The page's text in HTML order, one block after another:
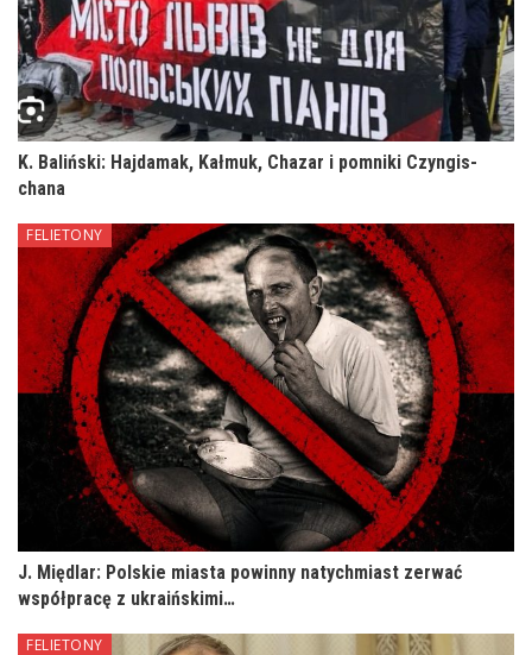
K. Baliński: Hajdamak, Kałmuk, Chazar i pomniki Czyngis-
chana
FELIETONY
J. Międlar: Polskie miasta powinny natychmiast zerwać
współpracę z ukraińskimi…
FELIETONY